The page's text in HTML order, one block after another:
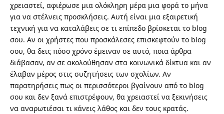
χρειαστεί, αφιέρωσε μια ολόκληρη μέρα μια φορά το μήνα
για να στέλνεις προσκλήσεις. Αυτή είναι μια εξαιρετική
τεχνική για να καταλάβεις σε τι επίπεδο βρίσκεται το blog
σου. Αν οι χρήστες που προσκάλεσες επισκεφτούν το blog
σου, θα δεις πόσο χρόνο έμειναν σε αυτό, ποια άρθρα
διάβασαν, αν σε ακολούθησαν στα κοινωνικά δίκτυα και αν
έλαβαν μέρος στις συζητήσεις των σχολίων. Αν
παρατηρήσεις πως οι περισσότεροι βγαίνουν από το blog
σου και δεν ξανά επιστρέφουν, θα χρειαστεί να ξεκινήσεις
να αναρωτιέσαι τι κάνεις λάθος και δεν τους κρατάς.